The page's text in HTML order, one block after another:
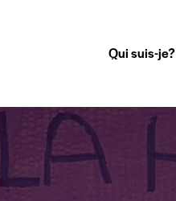
Qui suis-je?